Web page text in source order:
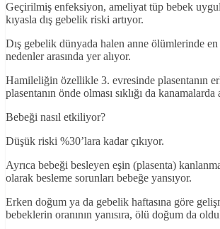
Geçirilmiş enfeksiyon, ameliyat tüp bebek
kıyasla dış gebelik riski artıyor.
Dış gebelik dünyada halen anne ölümlerinde en
nedenler arasında yer alıyor.
Hamileliğin özellikle 3. evresinde plasentanın
plasentanın önde olması sıklığı da kanamalarda
Bebeği nasıl etkiliyor?
Düşük riski %30’lara kadar çıkıyor.
Ayrıca bebeği besleyen eşin (plasenta)
olarak besleme sorunları bebeğe yansıyor.
Erken doğum ya da gebelik haftasına göre
bebeklerin oranının yanısıra, ölü doğum da